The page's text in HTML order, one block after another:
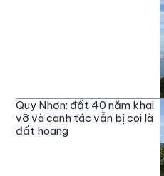
Quy Nhơn: đất 40 năm khai
vỡ và canh tác vẫn bị coi là
đất hoang